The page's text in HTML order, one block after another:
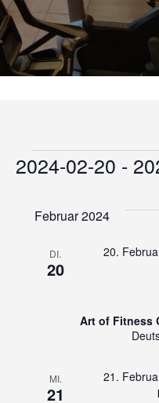
2024-02-20 -
Februar 2024
DI.
20
20.
Art of Fitness
MI.
21
21.